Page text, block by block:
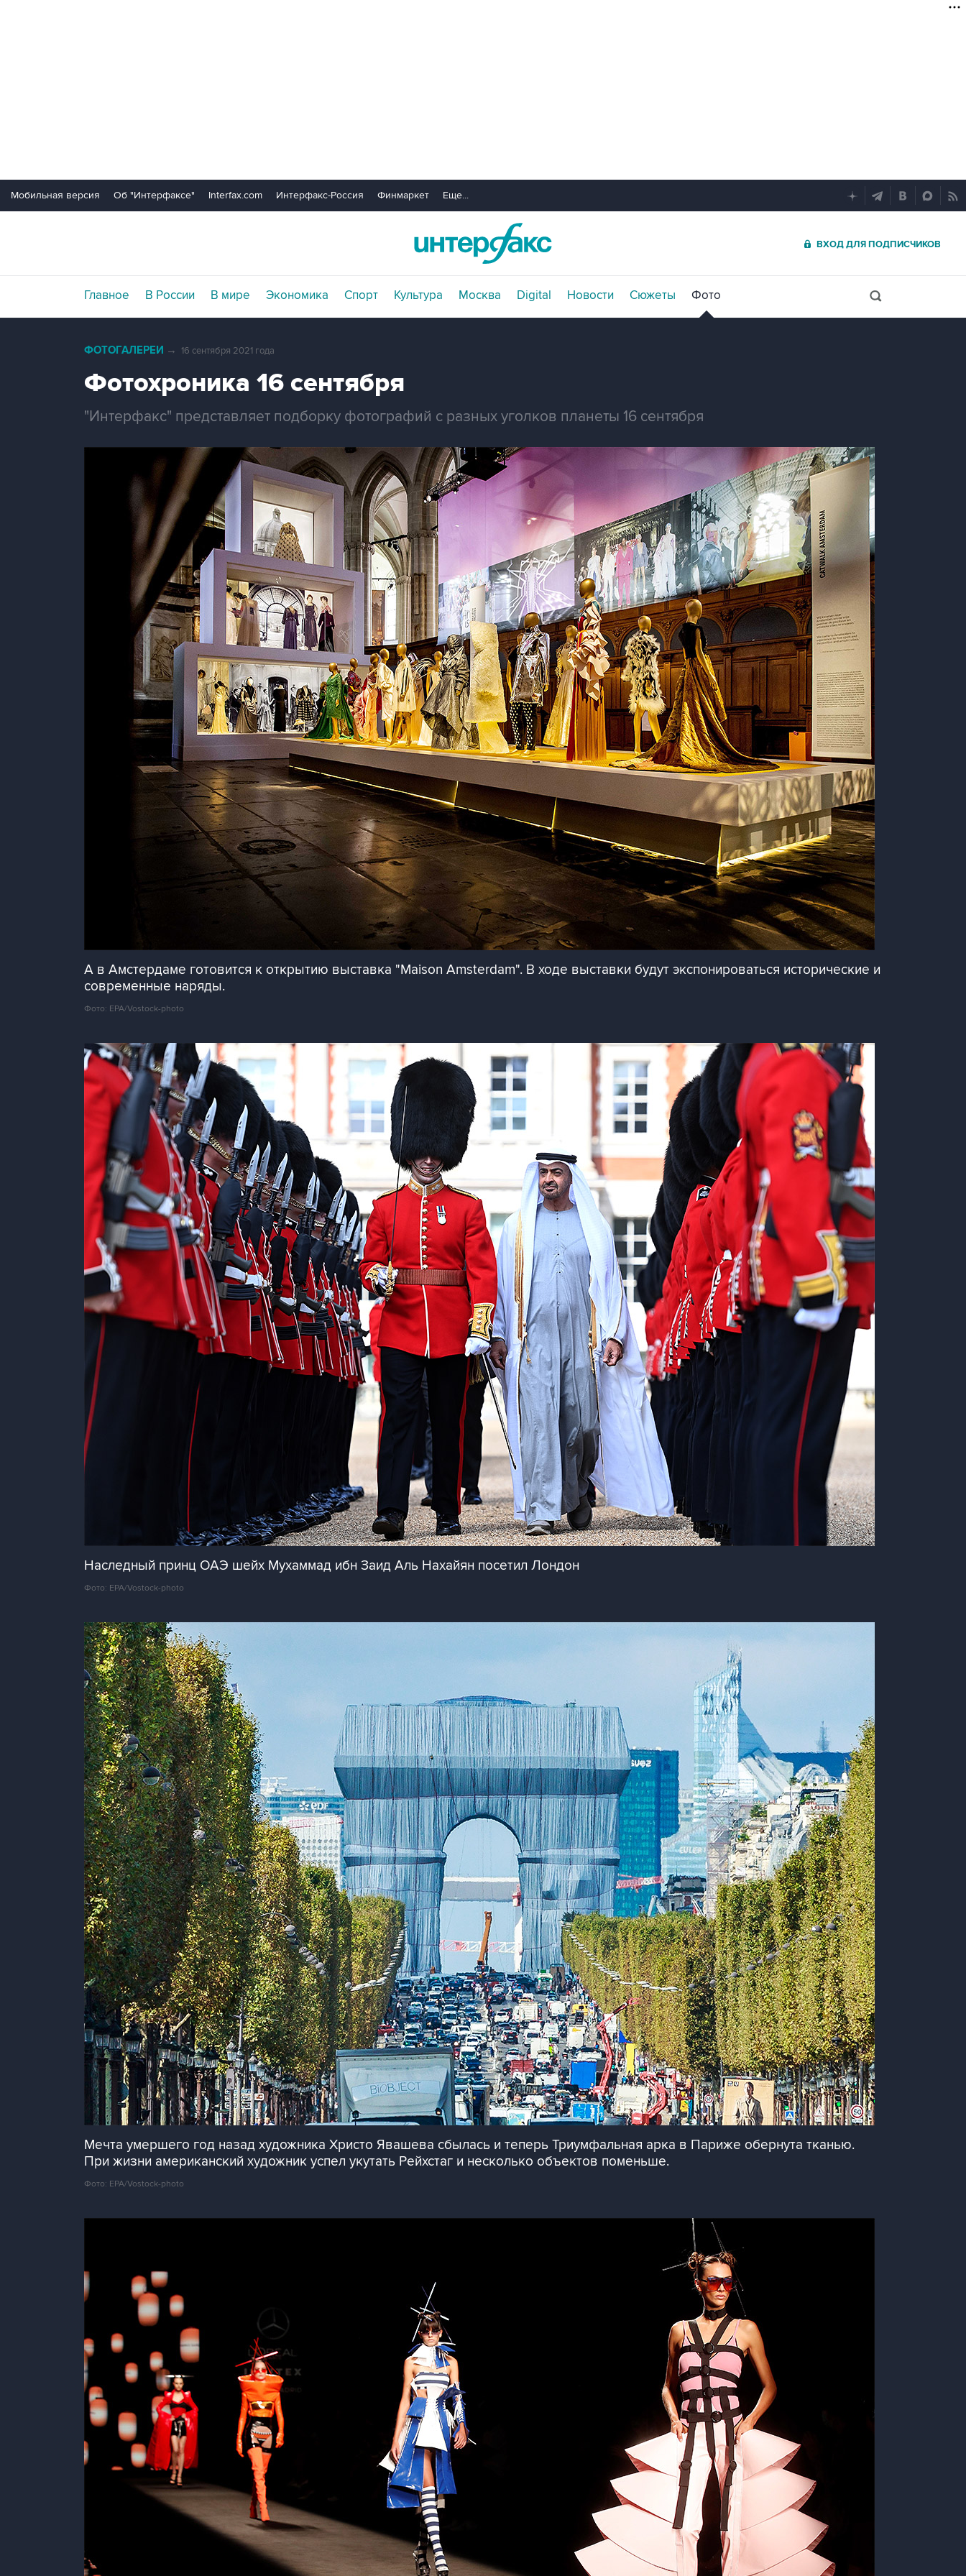
Мобильная версия Об "Интерфаксе" Interfax.com Интерфакс-Россия Финмаркет Еще...
ВХОД ДЛЯ ПОДПИСЧИКОВ
Главное В России В мире Экономика Спорт Культура Москва Digital Новости Сюжеты Фото
ФОТОГАЛЕРЕИ → 16 сентября 2021 года
Фотохроника 16 сентября
"Интерфакс" представляет подборку фотографий с разных уголков планеты 16 сентября
А в Амстердаме готовится к открытию выставка "Maison Amsterdam". В ходе выставки будут экспонироваться исторические и
современные наряды.
Фото: EPA/Vostock-photo
Наследный принц ОАЭ шейх Мухаммад ибн Заид Аль Нахайян посетил Лондон
Фото: EPA/Vostock-photo
Мечта умершего год назад художника Христо Явашева сбылась и теперь Триумфальная арка в Париже обернута тканью.
При жизни американский художник успел укутать Рейхстаг и несколько объектов поменьше.
Фото: EPA/Vostock-photo